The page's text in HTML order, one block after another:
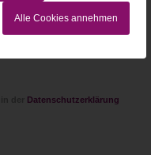
Alle Cookies annehmen
Datenschutzerklärung